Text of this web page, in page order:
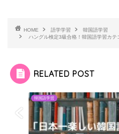
HOME 語学学習
韓国語学習
ハングル検定3級合格！韓国語学習カ
RELATED POST
韓国語学習